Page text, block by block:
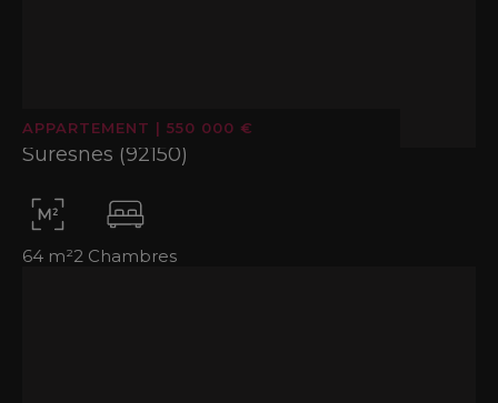
APPARTEMENT | 550 000 €
Suresnes (92150)
64 m²2 Chambres